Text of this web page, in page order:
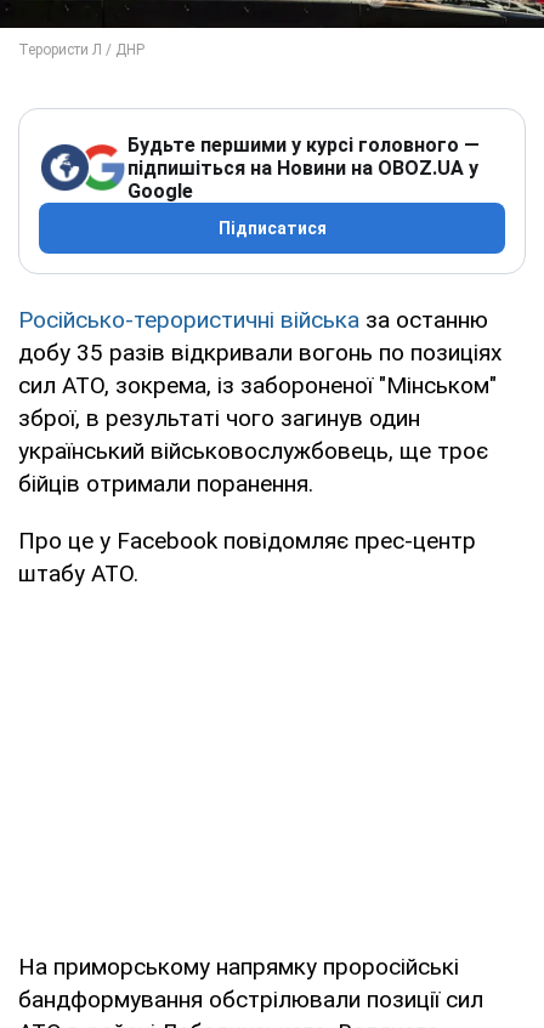
Будьте першими у курсі головного —
підпишіться на Новини на OBOZ.UA у
Google
Підписатися
Російсько-терористичні війська за останню
добу 35 разів відкривали вогонь по позиціях
сил АТО, зокрема, із забороненої "Мінськом"
зброї, в результаті чого загинув один
український військовослужбовець, ще троє
бійців отримали поранення.
Про це у Facebook повідомляє прес-центр
штабу АТО.
На приморському напрямку проросійські
бандформування обстрілювали позиції сил